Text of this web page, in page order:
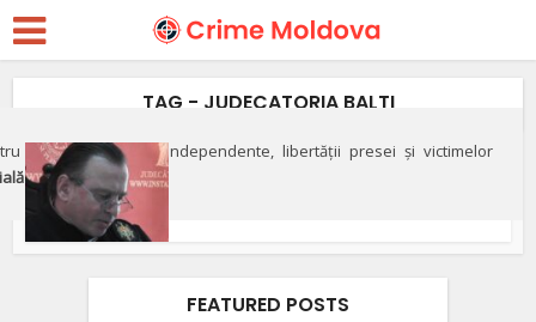
apărarea justiției independente, libertății presei și victimelor
TAG - JUDECATORIA BALTI
Justiție
FEATURED POSTS